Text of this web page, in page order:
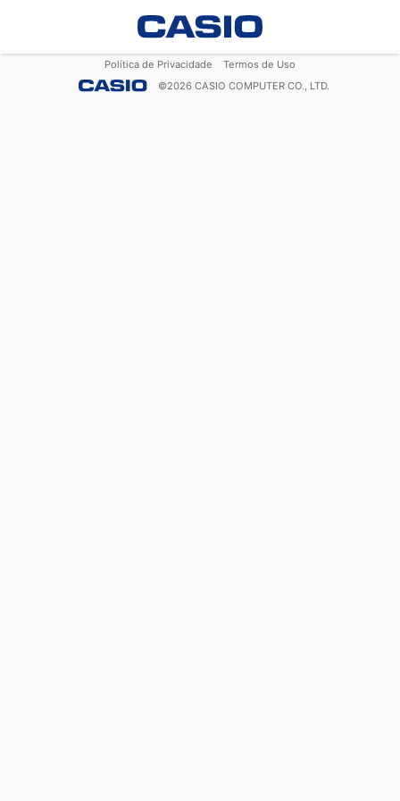
Política de Privacidade
Termos de Uso
©2026 CASIO COMPUTER CO., LTD.